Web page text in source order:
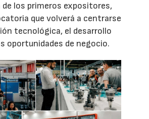
los primeros expositores,
que volverá a centrarse
tecnológica, el desarrollo
oportunidades de negocio.